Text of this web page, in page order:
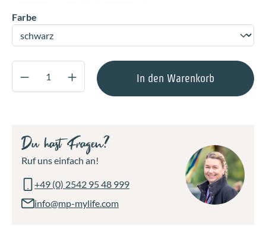
Farbe
auswählen
Produkt Anzahl: Gib den gewünschten
In den Warenkorb
Du hast Fragen?
Ruf uns einfach an!
+49 (0) 2542 95 48 999
info@mp-mylife.com